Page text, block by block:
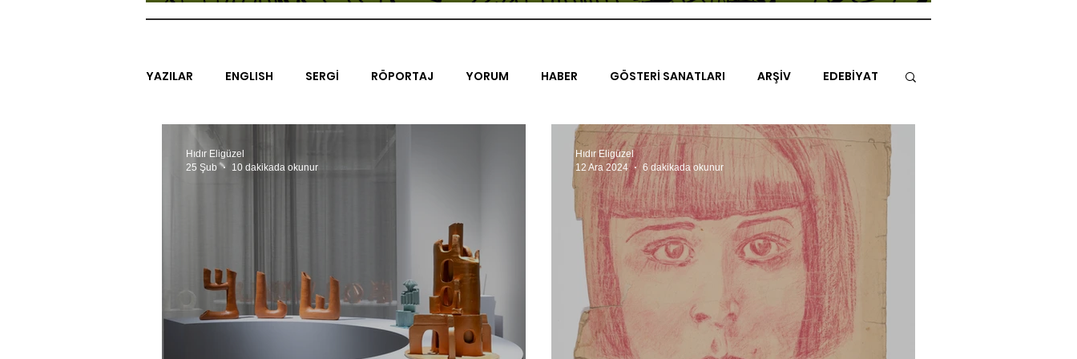
YAZILAR ENGLISH SERGİ RÖPORTAJ YORUM HABER GÖSTERİ SANATLARI ARŞİV EDEBİYAT
SİNEMA UNLIMITED KIDS KİTAP MİMARİ MÜZİK
500K AK-SAYANLAR
#GEÇMİŞTEBUGÜN ODAK: RESİM PARIS UNLIMITED AKS-ENDAZ TUHAF AÇI
Hıdır Eligüzel
25 Şub
10 dakikada okunur
Hıdır Eligüzel
12 Ara 2024
6 dakikada okunur